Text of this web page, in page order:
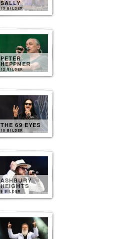
SALLY
13 BILDER
PETER
HEPPNER
12 BILDER
THE 69 EYES
10 BILDER
ASHBURY
HEIGHTS
9 BILDER